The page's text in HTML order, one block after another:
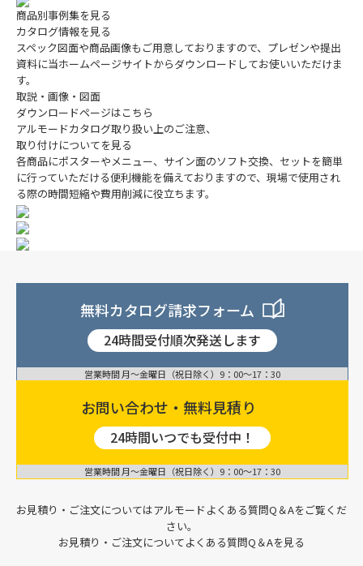
商品別事例集を見る
カタログ情報を見る
スペック図面や商品画像もご用意しておりますので、プレゼンや提出
資料に当ホームページサイトからダウンロードしてお使いいただけま
す。
取説・画像・図面
ダウンロードページはこちら
アルモードカタログ取り扱い上のご注意、
取り付けについてを見る
各商品にポスターやメニュー、サイン面のソフト交換、セットを簡単
に行っていただける便利機能を備えておりますので、現場で使用され
る際の時間短縮や費用削減に役立ちます。
無料カタログ請求フォーム
24時間受付順次発送します
営業時間 月〜金曜日（祝日除く）9：00〜17：30
お問い合わせ・無料見積り
24時間いつでも受付中！
営業時間 月〜金曜日（祝日除く）9：00〜17：30
お見積り・ご注文についてはアルモードよくある質問Q＆Aをご覧くだ
さい。
お見積り・ご注文についてよくある質問Q＆Aを見る